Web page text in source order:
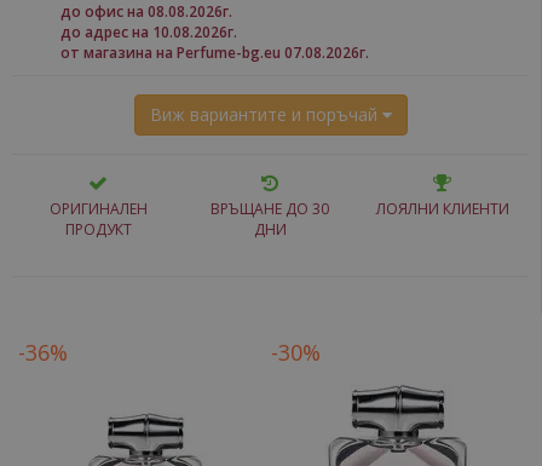
до офис на 08.08.2026г.
до адрес на 10.08.2026г.
от магазина на Perfume-bg.eu 07.08.2026г.
Виж вариантите и поръчай
ОРИГИНАЛЕН
ПРОДУКТ
ВРЪЩАНЕ ДО 30
ДНИ
ЛОЯЛНИ КЛИЕНТИ
-36% -30%